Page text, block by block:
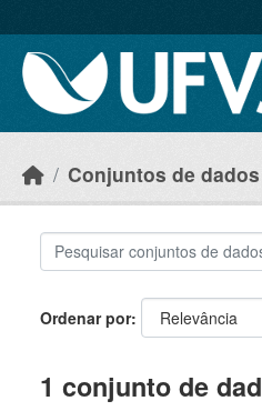
Conjuntos de dados
Ordenar por
1 conjunto de